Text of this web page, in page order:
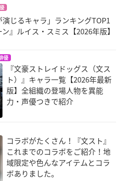
じるキャラ」ランキングTOP1
』ルイス・スミス【2026年版】
優
『文豪ストレイドッグス（文ス
ト）』キャラ一覧【2026年最新
版】全組織の登場人物を異能
力・声優つきで紹介
コラボがたくさん！『文スト』
これまでのコラボをご紹介！地
域限定や色んなアイテムとコラ
ボありました。